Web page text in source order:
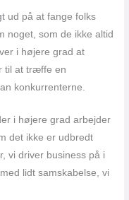
ud på at fange folks
noget, som de ikke altid
i højere grad at
til at træffe en
konkurrenterne.
i højere grad arbejder
det ikke er udbredt
vi driver business på i
lidt samskabelse, vi